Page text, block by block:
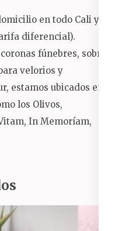
en todo Cali y
diferencial).
fúnebres, sobre
velorios y
estamos ubicados en
los Olivos,
In Memoríam,